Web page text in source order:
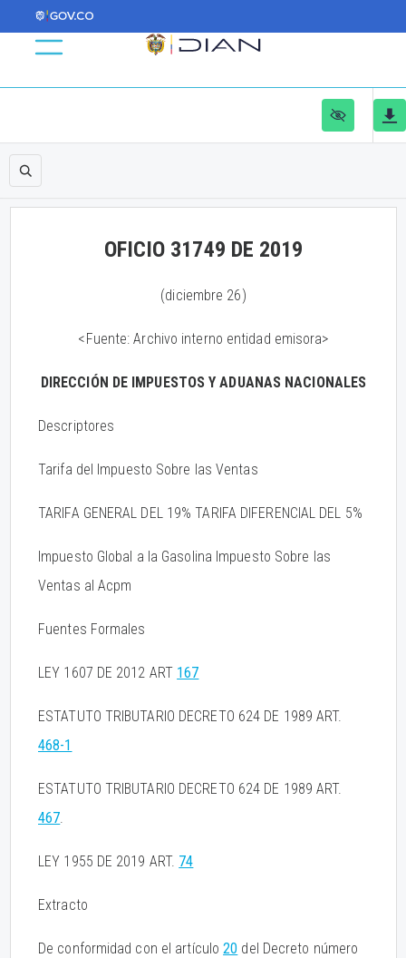
OFICIO 31749 DE 2019
(diciembre 26)
<Fuente: Archivo interno entidad emisora>
DIRECCIÓN DE IMPUESTOS Y ADUANAS NACIONALES
Descriptores
Tarifa del Impuesto Sobre las Ventas
TARIFA GENERAL DEL 19% TARIFA DIFERENCIAL DEL 5%
Impuesto Global a la Gasolina Impuesto Sobre las
Ventas al Acpm
Fuentes Formales
LEY 1607 DE 2012 ART 167
ESTATUTO TRIBUTARIO DECRETO 624 DE 1989 ART.
468-1
ESTATUTO TRIBUTARIO DECRETO 624 DE 1989 ART.
467.
LEY 1955 DE 2019 ART. 74
Extracto
De conformidad con el artículo20 del Decreto número